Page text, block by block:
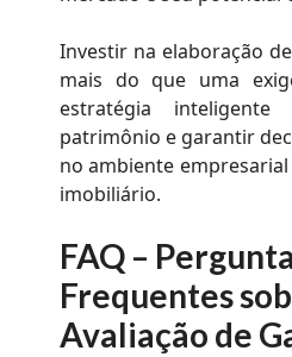
Investir na elaboração
mais do que uma
estratégia
patrimônio e garantir
no ambiente
imobiliário.
FAQ –
Frequentes
Avaliação de